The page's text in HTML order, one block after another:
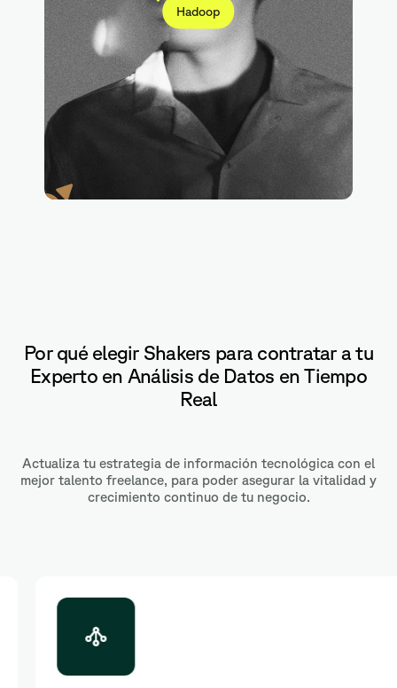
Hadoop
Por qué elegir Shakers para contratar a tu
Experto en Análisis de Datos en Tiempo
Real
Actualiza tu estrategia de información tecnológica con el
mejor talento freelance, para poder asegurar la vitalidad y
crecimiento continuo de tu negocio.